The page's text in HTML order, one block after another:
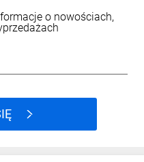
o nowościach,